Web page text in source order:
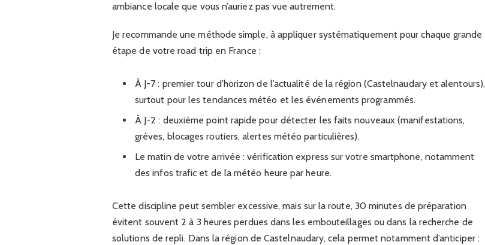
ambiance locale que vous n’auriez pas vue autrement.
Je recommande une méthode simple, à appliquer systématiquement pour chaque grande
étape de votre road trip en France :
À J-7 : premier tour d’horizon de l’actualité de la région (Castelnaudary et alentours),
surtout pour les tendances météo et les événements programmés.
À J-2 : deuxième point rapide pour détecter les faits nouveaux (manifestations,
grèves, blocages routiers, alertes météo particulières).
Le matin de votre arrivée : vérification express sur votre smartphone, notamment
des infos trafic et de la météo heure par heure.
Cette discipline peut sembler excessive, mais sur la route, 30 minutes de préparation
évitent souvent 2 à 3 heures perdues dans les embouteillages ou dans la recherche de
solutions de repli. Dans la région de Castelnaudary, cela permet notamment d’anticiper :